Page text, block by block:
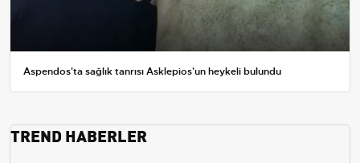
Aspendos'ta sağlık tanrısı Asklepios'un heykeli bulundu
TREND HABERLER